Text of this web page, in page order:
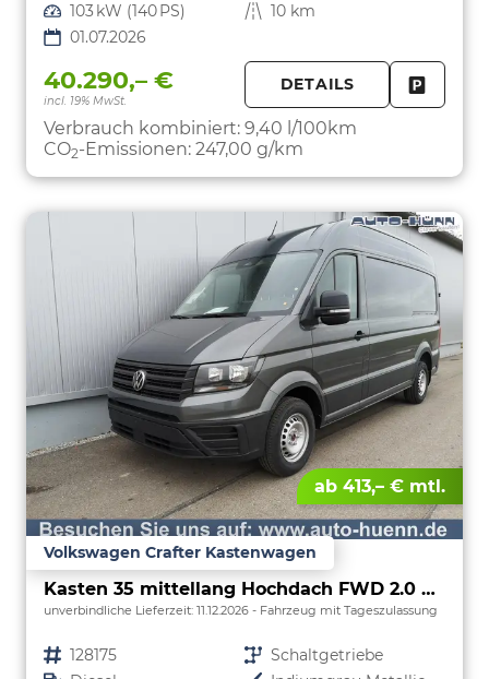
Leistung 103 kW (140 PS) Kilometerstand 10 km
01.07.2026
40.290,– €
incl. 19% MwSt.
DETAILS
Verbrauch kombiniert: 9,40 l/100km
CO2-Emissionen: 247,00 g/km
ab 413,– € mtl.
Volkswagen Crafter Kastenwagen
Kasten 35 mittellang Hochdach FWD 2.0 TDI L3H3 AHK Kamera 270 Grad App PDC GRA Heckscheiben
unverbindliche Lieferzeit: 11.12.2026 Fahrzeug mit Tageszulassung
Fahrzeugnr. 128175 Getriebe Schaltgetriebe